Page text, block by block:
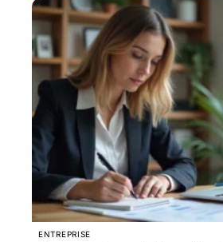
ENTREPRISE